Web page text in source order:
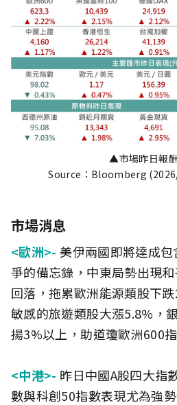
▲市場昨日報
Source：Bloomberg
市場消息
<歐洲>- 美伊兩國即將達成
爭的備忘錄，中東局勢出現
回落，拖累歐洲能源類股下
敏感的旅遊類股大漲5.8%，
揚3%以上，助道瓊歐洲600
<中港>- 昨日中國A股四大指
數與科創50指數表現尤為強